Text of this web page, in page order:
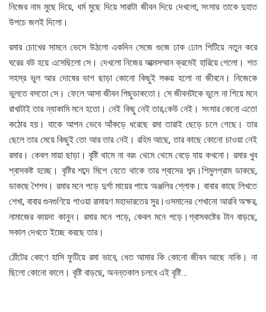
নিজের নাম মুছে দিয়ে, ধর্ম মুছে দিয়ে সারাটা জীবন দিয়ে দেখলো, সংসার তাকে দুহাত
উপচে জলই দিলো।
রমার চোখের সামনে ভেসে উঠলো একদিন সেজে গুজে ঢাক ঢোল পিটিয়ে নতুন করে
ঘরের বউ হয়ে এসেছিলো সে। দেখলো নিজের আত্মসম্মান ক্রমেই হারিয়ে গেলো। শত
সহস্র ভুল আর দোষের ভাগ ছাড়া কোনো কিছুই সঞ্চয় হলো না জীবনে। নিজেকে
ভুলতে বসতো সে। ফেলে আসা জীবন পিছুডাকতো। সে জীবনটাকে ভুলে না গিয়ে মনে
রাখাটাই তার ন্যাকামি মনে হতো। নেই কিছু নেই তার,কেউ নেই। সংসার কেনো এতো
কঠোর হয়। যাকে আপন ভেবে আঁকড়ে ধরেছে রমা তারাই ছেড়ে চলে গেছে। তার
ছেলে তার মেয়ে কিছুই তো আর তার নেই। রহিম আছে, তার কাছে কোনো চাওয়া নেই
রমার। কেবল মায়া ছাড়া। বৃষ্টি থামে না বরং থেমে থেমে বেড়ে যায় কখনো। রমার খুব
শ্বাসকষ্ট হচ্ছে। বৃষ্টির শব্দে মিশে যেতে থাকে তার শ্বাসের শব্দ।শিমুলগ্রাম ডাকছে,
ডাকছে শৈশব। রমার মনে পড়ে দুর্গা মায়ের পায়ে অঞ্জলির শ্লোক। বাবার কাছে লিখতে
শেখা, বাবার গুনগুণিয়ে গাওয়া রামায়ণ মহাভারতের সুর।ওসমানের শেখানো আরবি অক্ষর,
নামাজের কায়দা কানুন। রমার মনে পড়ে, কেবল মনে পড়ে।শ্বাসকষ্টের টান বাড়ছে,
সকাল দেখতে ইচ্ছে করছে তার।
ঠোঁটের কোণে হাসি ফুটিয়ে রমা ভাবে, ধেত আমার কি কোনো জীবন আছে নাকি। না
ছিলো কোনো কালে। বৃষ্টি বাড়ছে, অনন্তকাল চলবে এই বৃষ্টি…